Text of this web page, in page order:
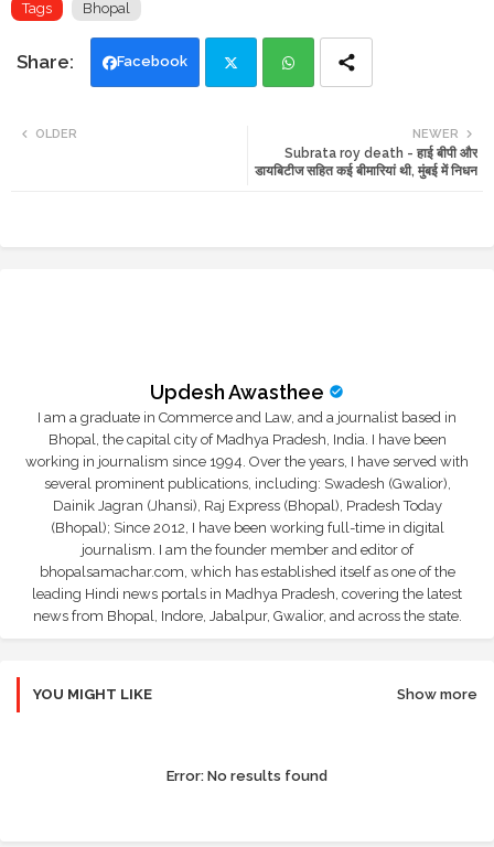
Tags Bhopal
Facebook
ats
NEWER
Subrata roy death - हाई बीपी और
डायबिटीज सहित कई बीमारियां थी, मुंबई में निधन
OLDER
Updesh Awasthee
I am a graduate in Commerce and Law, and a journalist based in
Bhopal, the capital city of Madhya Pradesh, India. I have been
working in journalism since 1994. Over the years, I have served with
several prominent publications, including: Swadesh (Gwalior),
Dainik Jagran (Jhansi), Raj Express (Bhopal), Pradesh Today
(Bhopal); Since 2012, I have been working full-time in digital
journalism. I am the founder member and editor of
bhopalsamachar.com, which has established itself as one of the
leading Hindi news portals in Madhya Pradesh, covering the latest
news from Bhopal, Indore, Jabalpur, Gwalior, and across the state.
YOU MIGHT LIKE Show more
Error: No results found